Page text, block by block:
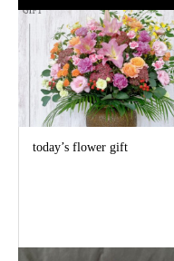
today’s flower gift